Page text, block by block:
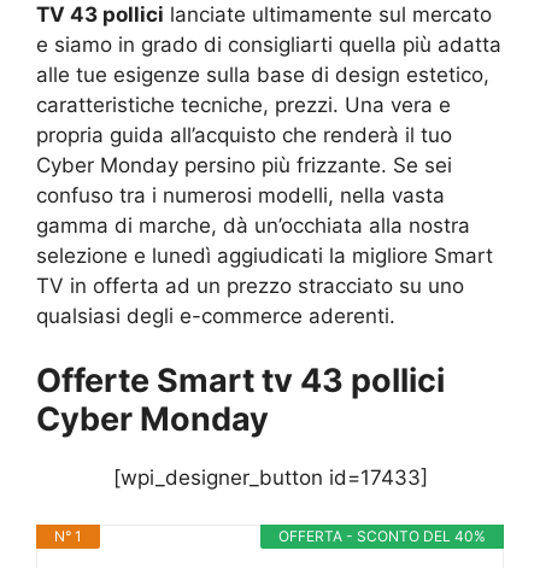
TV 43 pollici lanciate ultimamente sul mercato
e siamo in grado di consigliarti quella più adatta
alle tue esigenze sulla base di design estetico,
caratteristiche tecniche, prezzi. Una vera e
propria guida all’acquisto che renderà il tuo
Cyber Monday persino più frizzante. Se sei
confuso tra i numerosi modelli, nella vasta
gamma di marche, dà un’occhiata alla nostra
selezione e lunedì aggiudicati la migliore Smart
TV in offerta ad un prezzo stracciato su uno
qualsiasi degli e-commerce aderenti.
Offerte Smart tv 43 pollici
Cyber Monday
[wpi_designer_button id=17433]
OFFERTA - SCONTO DEL 40%
N° 1